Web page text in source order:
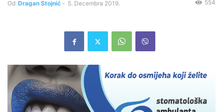
Od Dragan Stojnić - 5. Decembra 2019. 554